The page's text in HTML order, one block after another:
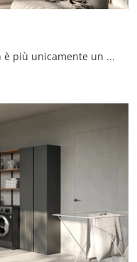
La sala da bagno attualmente non è più unicamente un ambiente di servizio: alla sua progettazione viene riservata la medesima attenzione dei restanti ...